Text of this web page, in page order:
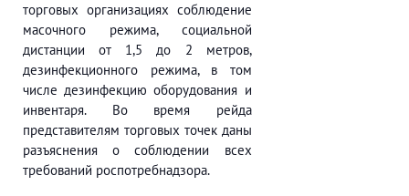
торговых организациях соблюдение
масочного режима, социальной
дистанции от 1,5 до 2 метров,
дезинфекционного режима, в том
числе дезинфекцию оборудования и
инвентаря. Во время рейда
представителям торговых точек даны
разъяснения о соблюдении всех
требований роспотребнадзора.